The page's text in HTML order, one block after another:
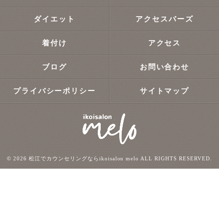
ダイエット アクセスバーズ
着付け アクセス
ブログ お問い合わせ
プライバシーポリシー サイトマップ
© 2026 松江でカウンセリングならikoisalon melo ALL RIGHTS RESERVED.